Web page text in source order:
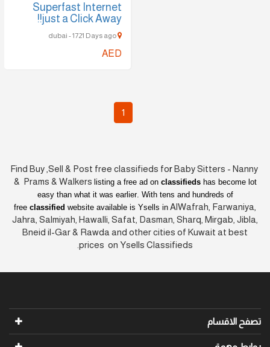
Superfast Internet
just a Click Away!!
AED
1
Find Buy ,Sell & Post free classifieds forBaby Sitters - Nanny
& Prams & Walkers listing a free ad on classifiedshas become lot
easy than what it was earlier. With tens and hundreds of
free classified website available is Ysells in AlWafrah, Farwaniya,
Jahra, Salmiyah, Hawalli, Safat, Dasman, Sharq, Mirgab, Jibla,
Bneid il-Gar & Rawda and other cities of Kuwait at best
prices on Ysells Classifieds.
تصفح الاقسام